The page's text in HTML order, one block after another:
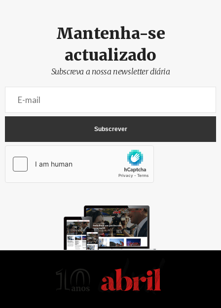
Mantenha-se
actualizado
Subscreva a nossa newsletter diária